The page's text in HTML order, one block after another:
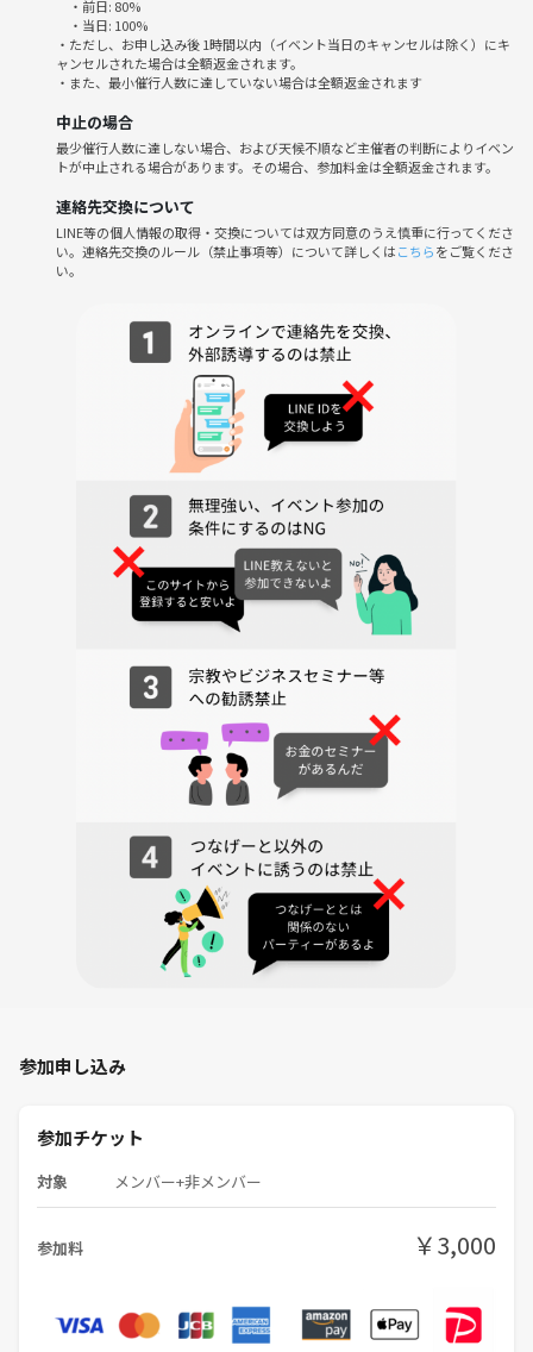
※つなげーと以外からも募集しております。
つなげーとの参加人数が最終的な参加人数とは異なりますので、ご了
承ください。
📣よくある質問
動きやすい服装
・飲み物
・楽しむ気持ち
●運動初心者ですが、参加できますか？
運動初心者の方や、運動が苦手な方にも楽しんでいただけるようなプロ
グラムを用意しております。
●着替える場所はありますか？
会場によっては更衣室をご用意できない場合がございます。
その場合は、トイレや男女交互に着替えるようにご案内させていただき
不安な場合は、直接お問い合わせください。
プロの指導のもと、ひとりひとりの体力レベルに合わせて丁寧にサポー
アットホームな雰囲気で、皆さんとお話しながら楽しく運動を楽しんで
☆当日スケジュール☆
9:55-10:05 着替え/準備
10:10-11:10 エクササイズ♪
11:10-11:15 着替え/片付け
11:15-11:30 交流タイム🌿
に合わせたペースで参加してください。
有しましょう🌟
みんなで笑顔いっぱいのエクササイズイベントに参加しませんか？一緒
にリフレッシュして、健康的な生活を送りましょう！
👤講師プロフィール
・医療系スポーツ大学卒業
・パーソナルトレーナー
・前日: 80%
・当日: 100%
・ただし、お申し込み後 1時間以内（イベント当日のキャンセルは除く）にキ
ャンセルされた場合は全額返金されます。
・また、最小催行人数に達していない場合は全額返金されます
中止の場合
最少催行人数に達しない場合、および天候不順など主催者の判断によりイベン
トが中止される場合があります。その場合、参加料金は全額返金されます。
連絡先交換について
LINE等の個人情報の取得・交換については双方同意のうえ慎重に行ってくださ
い。連絡先交換のルール（禁止事項等）について詳しくはこちらをご覧くださ
い。
参加申し込み
参加チケット
対象 メンバー+非メンバー
参加料 ￥3,000